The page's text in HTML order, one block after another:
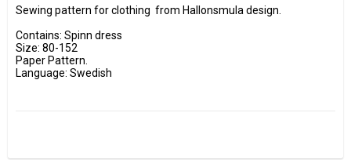
Sewing pattern for clothing  from Hallonsmula design.
Contains: Spinn dress
Size: 80-152
Paper Pattern.
Language: Swedish